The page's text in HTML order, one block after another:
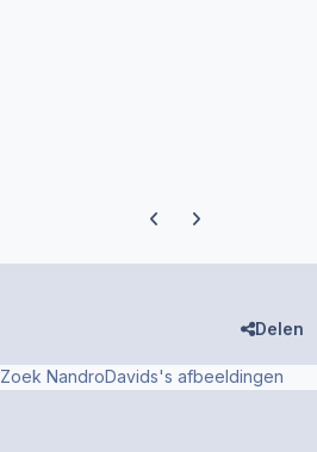
Previous carousel slide
Next carousel slide
Delen
Zoek NandroDavids's afbeeldingen